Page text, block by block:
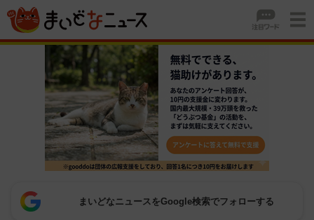
まいどなニュースをGoogle検索でフォローする